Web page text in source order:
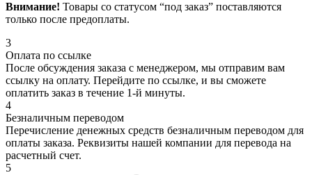
Внимание! Товары со статусом “под заказ” поставляются
только после предоплаты.
3
Оплата по ссылке
После обсуждения заказа с менеджером, мы отправим вам
ссылку на оплату. Перейдите по ссылке, и вы сможете
оплатить заказ в течение 1-й минуты.
4
Безналичным переводом
Перечисление денежных средств безналичным переводом для
оплаты заказа. Реквизиты нашей компании для перевода на
расчетный счет.
5